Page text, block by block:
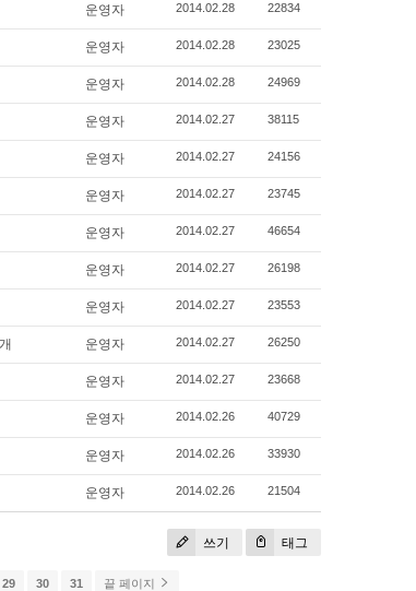
운영자 2014.02.28 22834
운영자 2014.02.28 23025
운영자 2014.02.28 24969
운영자 2014.02.27 38115
운영자 2014.02.27 24156
운영자 2014.02.27 23745
운영자 2014.02.27 46654
운영자 2014.02.27 26198
운영자 2014.02.27 23553
운영자 2014.02.27 26250
운영자 2014.02.27 23668
운영자 2014.02.26 40729
운영자 2014.02.26 33930
운영자 2014.02.26 21504
쓰기 태그
29 30 31 끝 페이지